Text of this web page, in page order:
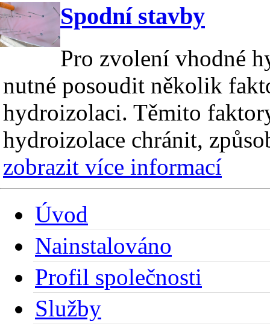
Spodní stavby
Pro zvolení vhodné
nutné posoudit několik
hydroizolaci. Těmito
hydroizolace chránit,
zobrazit více informací
Úvod
Nainstalováno
Profil společnosti
Služby